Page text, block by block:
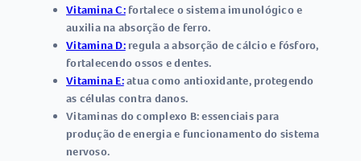
Vitamina C:fortalece o sistema imunológico e
auxilia na absorção de ferro.
Vitamina D:regula a absorção de cálcio e fósforo,
fortalecendo ossos e dentes.
Vitamina E:atua como antioxidante, protegendo
as células contra danos.
Vitaminas do complexo B:essenciais para
produção de energia e funcionamento do sistema
nervoso.